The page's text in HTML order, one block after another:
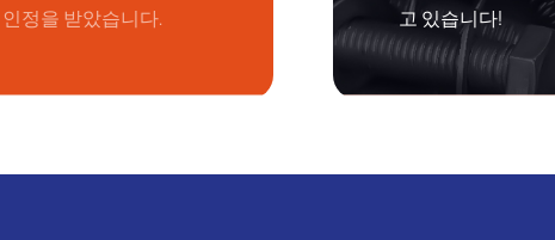
정을 받았습니다.
고 있습니다!